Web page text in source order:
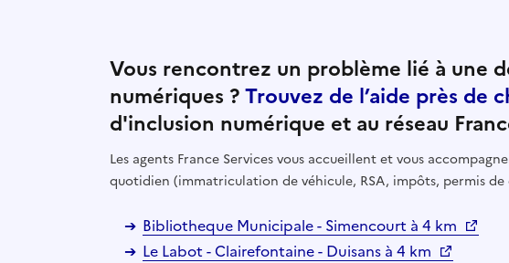
Vous rencontrez un problème lié à une
numériques ?Trouvez de l’aide près de
d'inclusion numérique et au réseau
Les agents France Services vous accueillent et vous
quotidien (immatriculation de véhicule, RSA, impôts, permis de
Bibliotheque Municipale - Simencourt à 4 km
Le Labot - Clairefontaine - Duisans à 4 km